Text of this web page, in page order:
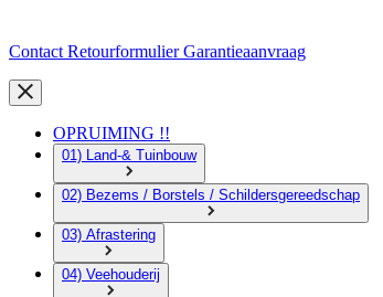
Contact RetourformulierGarantieaanvraag
OPRUIMING !!
01) Land-& Tuinbouw
02) Bezems / Borstels / Schildersgereedschap
03) Afrastering
04) Veehouderij